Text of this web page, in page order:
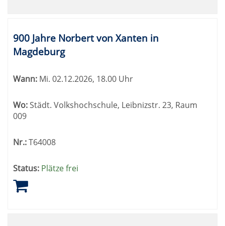
900 Jahre Norbert von Xanten in
Magdeburg
Wann: Mi. 02.12.2026, 18.00 Uhr
Wo:Städt. Volkshochschule, Leibnizstr. 23, Raum
009
Nr.:T64008
Status: Plätze frei